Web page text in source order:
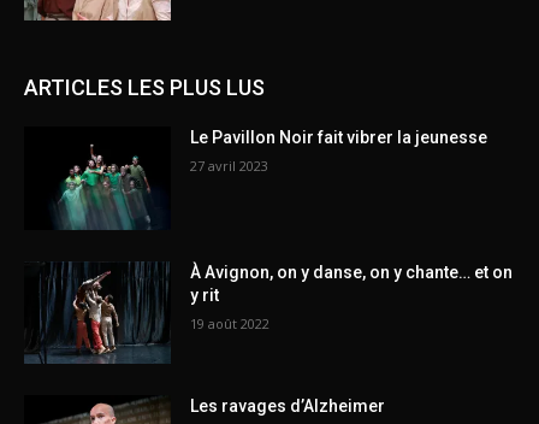
ARTICLES LES PLUS LUS
Le Pavillon Noir fait vibrer la jeunesse
27 avril 2023
À Avignon, on y danse, on y chante… et on
y rit
19 août 2022
Les ravages d’Alzheimer